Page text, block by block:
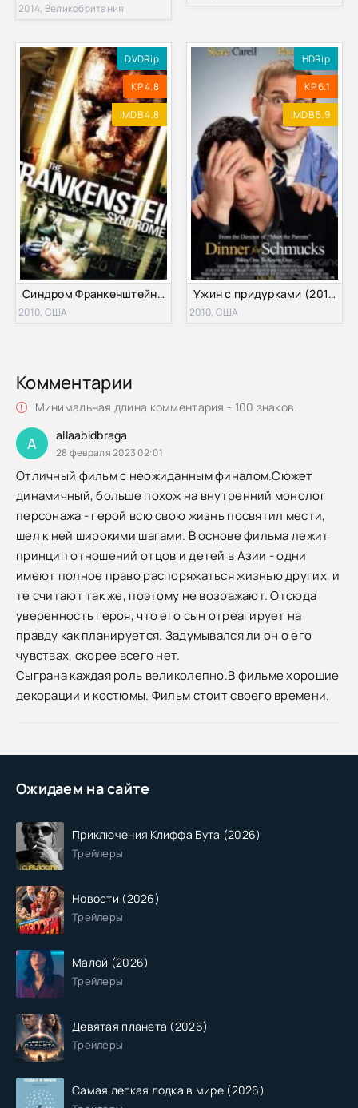
Ожидаем на сайте
Приключения Клиффа Бута (2026)
Трейлеры
Новости (2026)
Трейлеры
Малой (2026)
Трейлеры
Девятая планета (2026)
Трейлеры
Самая легкая лодка в мире (2026)
2014, Великобритания
DVDRip
KP 4.8
IMDB 4.8
Синдром Франкенштейна (2010)
2010, США
HDRip
KP 6.1
IMDB 5.9
Ужин с придурками (2010)
2010, США
Комментарии
Минимальная длина комментария - 100 знаков.
A allaabidbraga
28 февраля 2023 02:01
Отличный фильм с неожиданным финалом.Сюжет
динамичный, больше похож на внутренний монолог
персонажа - герой всю свою жизнь посвятил мести,
шел к ней широкими шагами. В основе фильма лежит
принцип отношений отцов и детей в Азии - одни
имеют полное право распоряжаться жизнью других, и
те считают так же, поэтому не возражают. Отсюда
уверенность героя, что его сын отреагирует на
правду как планируется. Задумывался ли он о его
чувствах, скорее всего нет.
Сыграна каждая роль великолепно.В фильме хорошие
декорации и костюмы. Фильм стоит своего времени.